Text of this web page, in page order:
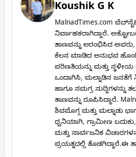
Koushik G K
MalnadTimes.com
ನಿರ್ವಾಹಕರಾಗಿದ್ದಾರೆ.
ತಾಣವನ್ನು ಆರಂಭಿಸಿದ ಅವರು,
ಕೆಲಸ ಮಾಡಿದ ಅನುಭವ
ಪರಿಣತಿಯನ್ನು ಮತ್ತು ಸ್ಥಳೀಯ
ಒಂದಾಗಿಸಿ, ಮಲ್ನಾಡಿನ ಜನತೆಗೆ
ಹಾಗೂ ಸಮಗ್ರ ಸುದ್ದಿಗಳನ್ನು
ತಾಣವನ್ನು ರೂಪಿಸಿದ್ದಾರೆ.
ಶಿವಮೊಗ್ಗ ಮತ್ತು ಮಲ್ನಾಡು
ಧ್ವನಿಯಾಗಿ, ಗ್ರಾಮೀಣ
ಮತ್ತು ಸಾರ್ವಜನಿಕ
ಪ್ರಯತ್ನದಲ್ಲಿ ತೊಡಗಿದ್ದಾರೆ.ಈ